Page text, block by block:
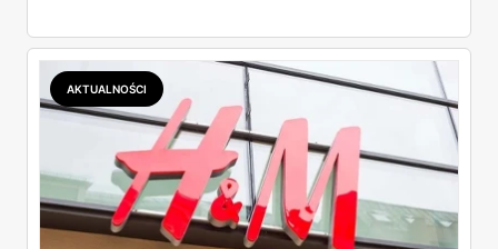
AKTUALNOŚCI